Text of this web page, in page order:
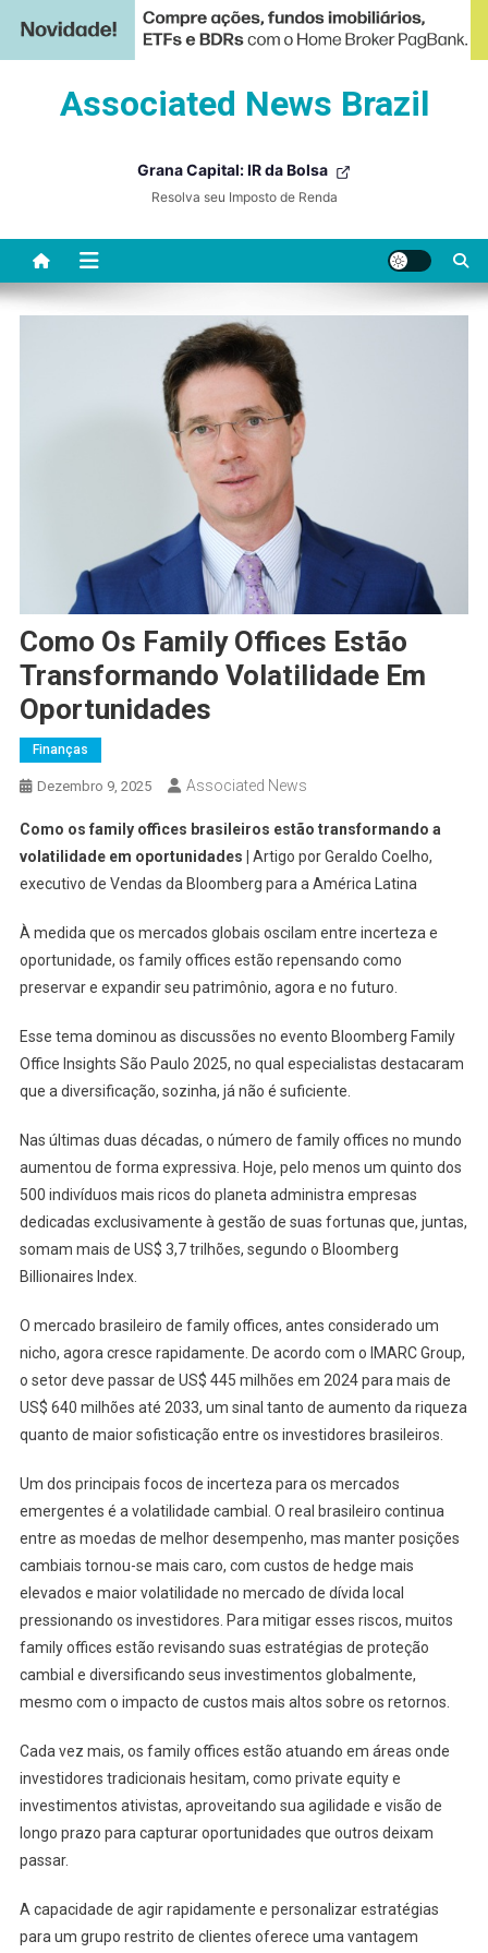
Associated News Brazil
Grana Capital: IR da Bolsa
Resolva seu Imposto de Renda
Como Os Family Offices Estão
Transformando Volatilidade Em
Oportunidades
Finanças
Dezembro 9, 2025 Associated News
Como os family offices brasileiros estão transformando a
volatilidade em oportunidades | Artigo por Geraldo Coelho,
executivo de Vendas da Bloomberg para a América Latina
À medida que os mercados globais oscilam entre incerteza e
oportunidade, os family offices estão repensando como
preservar e expandir seu patrimônio, agora e no futuro.
Esse tema dominou as discussões no evento Bloomberg Family
Office Insights São Paulo 2025, no qual especialistas destacaram
que a diversificação, sozinha, já não é suficiente.
Nas últimas duas décadas, o número de family offices no mundo
aumentou de forma expressiva. Hoje, pelo menos um quinto dos
500 indivíduos mais ricos do planeta administra empresas
dedicadas exclusivamente à gestão de suas fortunas que, juntas,
somam mais de US$ 3,7 trilhões, segundo o Bloomberg
Billionaires Index.
O mercado brasileiro de family offices, antes considerado um
nicho, agora cresce rapidamente. De acordo com o IMARC Group,
o setor deve passar de US$ 445 milhões em 2024 para mais de
US$ 640 milhões até 2033, um sinal tanto de aumento da riqueza
quanto de maior sofisticação entre os investidores brasileiros.
Um dos principais focos de incerteza para os mercados
emergentes é a volatilidade cambial. O real brasileiro continua
entre as moedas de melhor desempenho, mas manter posições
cambiais tornou-se mais caro, com custos de hedge mais
elevados e maior volatilidade no mercado de dívida local
pressionando os investidores. Para mitigar esses riscos, muitos
family offices estão revisando suas estratégias de proteção
cambial e diversificando seus investimentos globalmente,
mesmo com o impacto de custos mais altos sobre os retornos.
Cada vez mais, os family offices estão atuando em áreas onde
investidores tradicionais hesitam, como private equity e
investimentos ativistas, aproveitando sua agilidade e visão de
longo prazo para capturar oportunidades que outros deixam
passar.
A capacidade de agir rapidamente e personalizar estratégias
para um grupo restrito de clientes oferece uma vantagem